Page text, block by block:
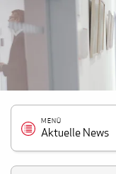
MENÜ
Aktuelle News